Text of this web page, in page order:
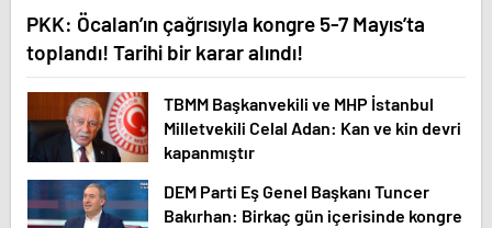
PKK: Öcalan’ın çağrısıyla kongre 5-7 Mayıs’ta
toplandı! Tarihi bir karar alındı!
TBMM Başkanvekili ve MHP İstanbul
Milletvekili Celal Adan: Kan ve kin devri
kapanmıştır
DEM Parti Eş Genel Başkanı Tuncer
Bakırhan: Birkaç gün içerisinde kongre